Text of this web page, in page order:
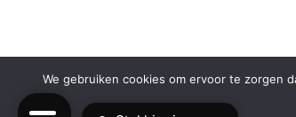
We gebruiken cookies om ervoor te zorgen